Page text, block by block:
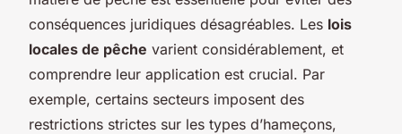
conséquences juridiques désagréables. Les lois
locales de pêche varient considérablement, et
comprendre leur application est crucial. Par
exemple, certains secteurs imposent des
restrictions strictes sur les types d’hameçons,